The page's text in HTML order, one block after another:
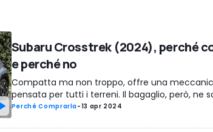
Subaru Crosstrek (2024), perché
e perché no
Compatta ma non troppo, offre una
pensata per tutti i terreni. Il bagaglio, però, ne
Perché Comprarla-13 apr 2024